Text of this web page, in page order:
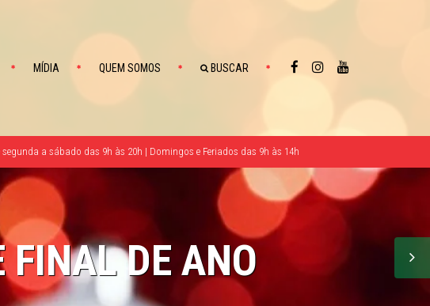
MÍDIA QUEM SOMOS BUSCAR
segunda a sábado das 9h às 20h | Domingos e Feriados das 9h às 14h
FINAL DE ANO